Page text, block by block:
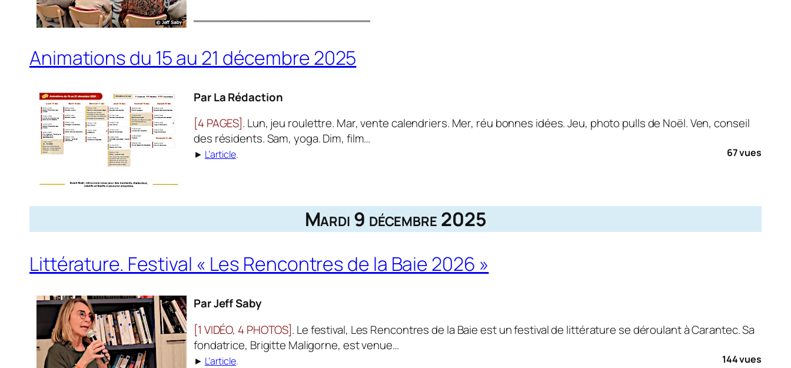
Animations du 15 au 21 décembre 2025
Par La Rédaction
[4 PAGES]. Lun, jeu roulettre. Mar, vente calendriers. Mer, réu bonnes idées. Jeu, photo pulls de Noël. Ven, conseil
des résidents. Sam, yoga. Dim, film…
► L’article. 67 vues
Mardi 9 décembre 2025
Littérature. Festival « Les Rencontres de la Baie 2026 »
Par Jeff Saby
[1 VIDÉO, 4 PHOTOS]. Le festival, Les Rencontres de la Baie est un festival de littérature se déroulant à Carantec. Sa
fondatrice, Brigitte Maligorne, est venue…
► L’article. 144 vues